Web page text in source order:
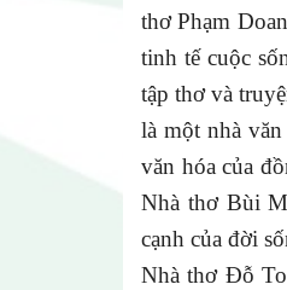
thơ Phạm
tinh tế cuộc
tập thơ và
là một nhà
văn hóa của
Nhà thơ Bùi
cạnh của đời
Nhà thơ Đỗ